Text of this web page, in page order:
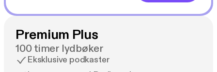
Premium Plus
100 timer lydbøker
Eksklusive podkaster